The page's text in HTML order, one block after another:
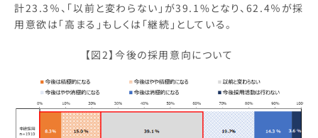
計23.3％、「以前と変わらない」が39.1%となり、62.4％が採
用意欲は「高まる」もしくは「継続」としている。
【図2】今後の採用意向について